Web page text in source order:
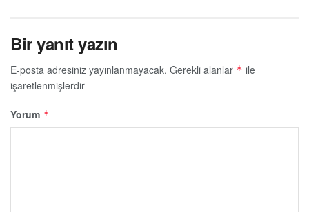
Bir yanıt yazın
E-posta adresiniz yayınlanmayacak. Gerekli alanlar * ile
işaretlenmişlerdir
Yorum *